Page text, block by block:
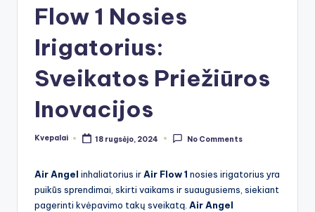
Flow 1 Nosies
Irigatorius:
Sveikatos Priežiūros
Inovacijos
Posted
Kvepalai 18 rugsėjo, 2024 No Comments
Air Angel inhaliatorius irAir Flow 1 nosies irigatorius yra
puikūs sprendimai, skirti vaikams ir suaugusiems, siekiant
pagerinti kvėpavimo takų sveikatą. Air Angel